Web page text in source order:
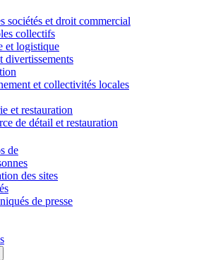
sociétés et droit commercial
collectifs
et logistique
divertissements
et collectivités locales
et restauration
de détail et restauration
de
des sites
de presse